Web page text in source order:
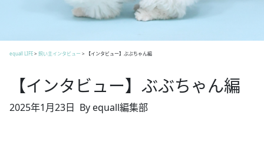
equall LIFE> 飼い主インタビュー > 【インタビュー】ぶぶちゃん編
【インタビュー】ぶぶちゃん編
2025年1月23日 By equall編集部